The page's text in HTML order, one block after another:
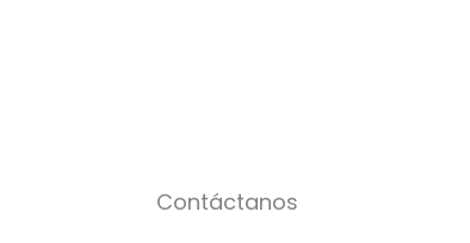
Contáctanos